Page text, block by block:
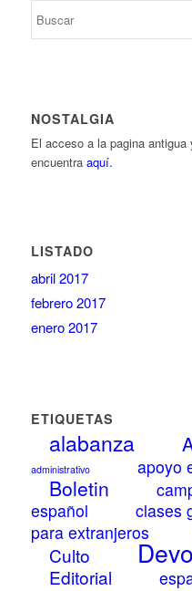
NOSTALGIA
El acceso a la pagina
encuentra aquí.
LISTADO
abril 2017
febrero 2017
enero 2017
ETIQUETAS
alabanza
administrativo
apoyo
Boletin
español
clases
para extranjeros
Culto
Editorial